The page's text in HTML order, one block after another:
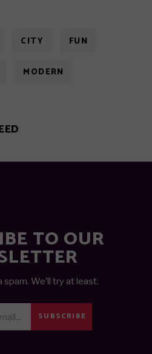
CITY FUN
MODERN
TO OUR
spam. We’ll try at least.
SUBSCRIBE